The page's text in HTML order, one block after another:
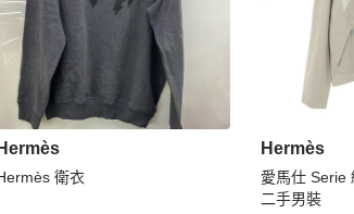
Hermès
衛衣
Hermès
愛馬仕 Serie
二手男裝